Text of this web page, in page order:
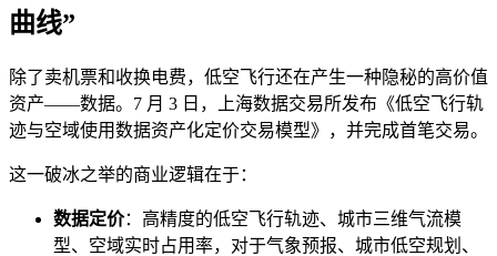
曲线”
除了卖机票和收换电费，低空飞行还在产生一种隐秘的高价值
资产——数据。7 月 3 日，上海数据交易所发布《低空飞行轨
迹与空域使用数据资产化定价交易模型》，并完成首笔交易。
这一破冰之举的商业逻辑在于：
数据定价：高精度的低空飞行轨迹、城市三维气流模
型、空域实时占用率，对于气象预报、城市低空规划、